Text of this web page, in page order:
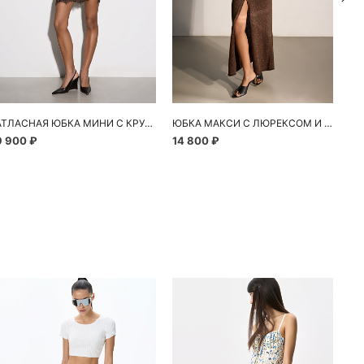
АТЛАСНАЯ ЮБКА МИНИ С КРУЖЕВОМ
900 ₽
ЮБКА МАКСИ С ЛЮРЕКСОМ И ДЕКОРАТИВНЫМ ЭЛЕМЕНТОМ
14 800 ₽